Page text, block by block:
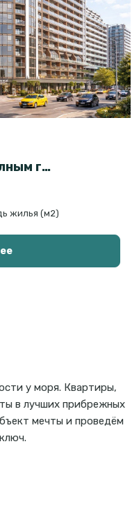
2+1 квартира 74 м² с полным гостиничным сервисом в OXY Residence, Батуми
жилья (м2)
у моря. Квартиры,
в лучших прибрежных
мечты и проведём